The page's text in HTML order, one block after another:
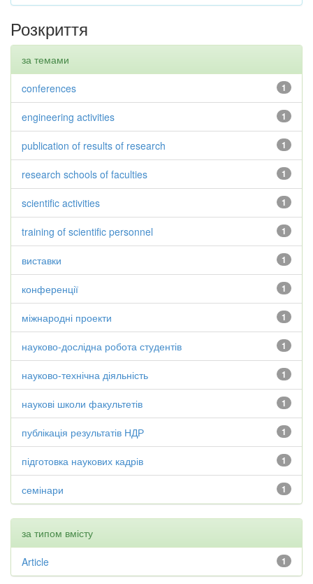
Розкриття
за темами
1
conferences
1
engineering activities
1
publication of results of research
1
research schools of faculties
1
scientific activities
1
training of scientific personnel
1
виставки
1
конференції
1
міжнародні проекти
1
науково-дослідна робота студентів
1
науково-технічна діяльність
1
наукові школи факультетів
1
публікація результатів НДР
1
підготовка наукових кадрів
1
семінари
за типом вмісту
1
Article